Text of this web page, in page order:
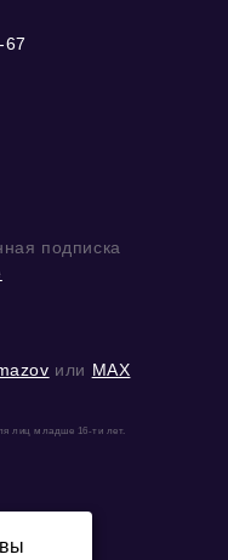
67
подписка
или MAX
лиц младше 16-ти лет.